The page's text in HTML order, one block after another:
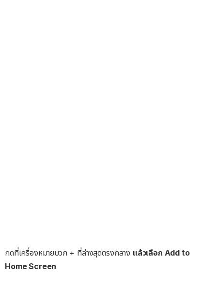
กดที่เครื่องหมายบวก + ที่ล่างสุดตรงกลาง แล้วเลือก Add to
Home Screen